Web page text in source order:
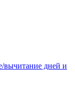
вычитание дней и